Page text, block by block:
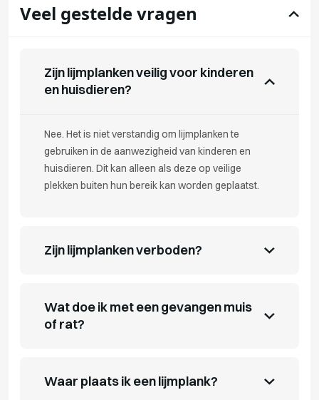
Veel gestelde vragen
Zijn lijmplanken veilig voor kinderen
en huisdieren?
Nee. Het is niet verstandig om lijmplanken te
gebruiken in de aanwezigheid van kinderen en
huisdieren. Dit kan alleen als deze op veilige
plekken buiten hun bereik kan worden geplaatst.
Zijn lijmplanken verboden?
Wat doe ik met een gevangen muis
of rat?
Waar plaats ik een lijmplank?